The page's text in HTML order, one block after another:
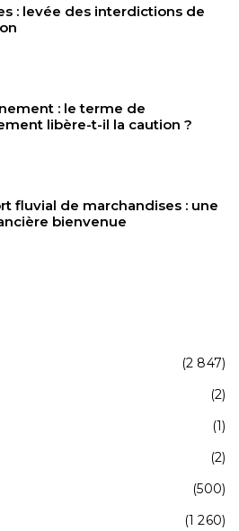
: levée des interdictions de
: le terme de
libère-t-il la caution ?
fluvial de marchandises : une
bienvenue
(2 847)
(2)
(1)
(2)
(500)
(1 260)